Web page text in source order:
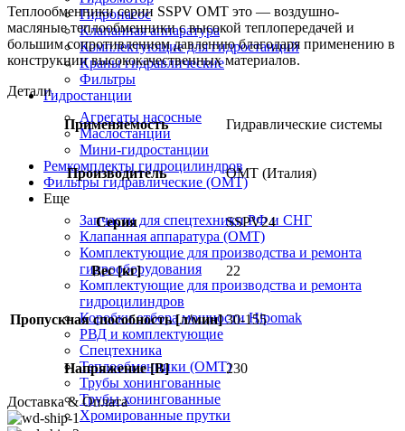
Гидронасос
Клапанная аппаратура
Комплектующие для гидростанций
Краны гидравлические
Фильтры
Гидростанции
Агрегаты насосные
Маслостанции
Мини-гидростанции
Ремкомплекты гидроцилиндров
Фильтры гидравлические (OMT)
Еще
Запчасти для спецтехники РФ и СНГ
Клапанная аппаратура (OMT)
Комплектующие для производства и ремонта
гидрооборудования
Комплектующие для производства и ремонта
гидроцилиндров
Коробки отбора мощности Hipomak
РВД и комплектующие
Спецтехника
Теплообменники (OMT)
Трубы хонингованные
Трубы хонингованные
Хромированные прутки
Теплообменники серии SSPV OMT это — воздушно-
масляные теплообменники с высокой теплопередачей и
большим сопротивлением давлению благодаря применению в
конструкции высококачественных материалов.
Детали
Применяемость Гидравлические системы
Производитель OMT (Италия)
Серия SSPV24
Вес [кг] 22
Пропускная способность [л/мин] 30-155
Напряжение [В] 230
Доставка & Оплата